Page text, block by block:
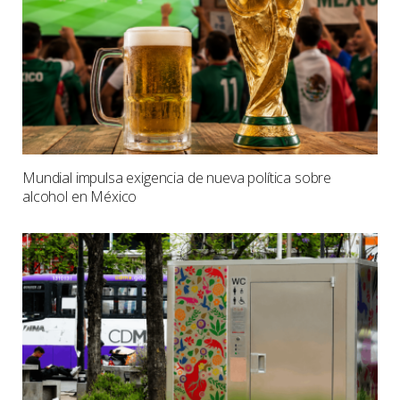
Mundial impulsa exigencia de nueva política sobre
alcohol en México